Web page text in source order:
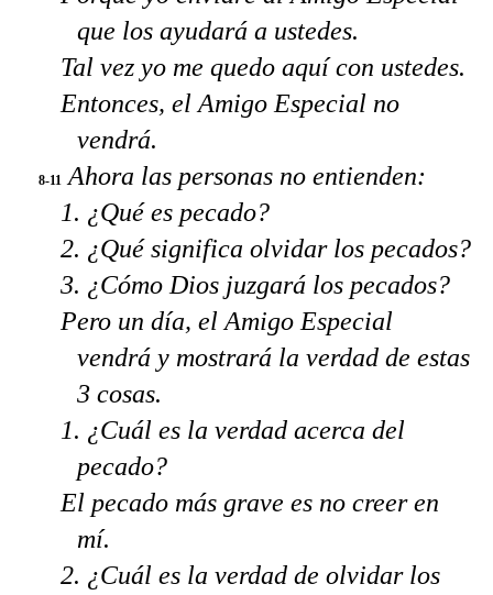
que los ayudará a ustedes.
Tal vez yo me quedo aquí con ustedes.
Entonces, el Amigo Especial no
vendrá.
8-11 Ahora las personas no entienden:
1. ¿Qué es pecado?
2. ¿Qué significa olvidar los pecados?
3. ¿Cómo Dios juzgará los pecados?
Pero un día, el Amigo Especial
vendrá y mostrará la verdad de estas
3 cosas.
1. ¿Cuál es la verdad acerca del
pecado?
El pecado más grave es no creer en
mí.
2. ¿Cuál es la verdad de olvidar los